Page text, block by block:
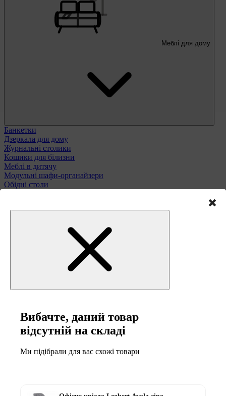
Меблі для дому
Банкетки
Дзеркала для дому
Журнальні столики
Кошики для білизни
Меблі в дитячу
Модульні шафи-органайзери
Обідні столи
Стільці і табурети
Вибачте, даний товар
відсутній на складі
Ми підібрали для вас схожі товари